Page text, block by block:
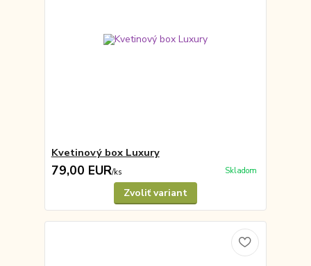
Kvetinový box Luxury
79,00 EUR/ks Skladom
Zvoliť variant